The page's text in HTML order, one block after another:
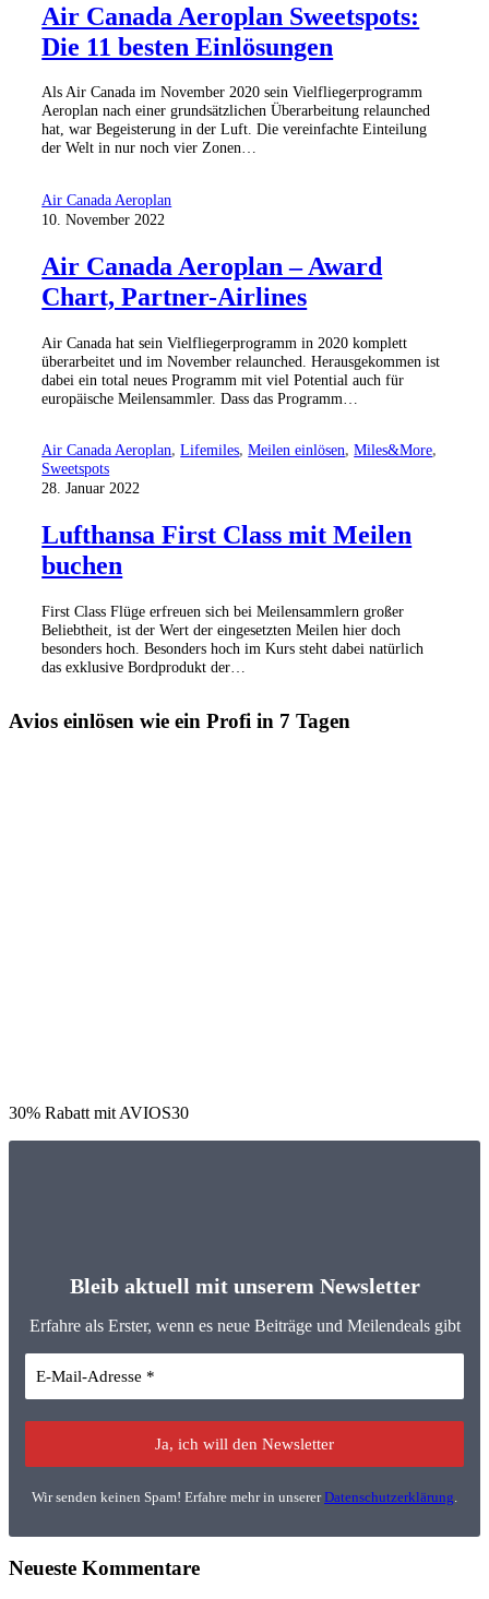
Air Canada Aeroplan Sweetspots:
Die 11 besten Einlösungen
Als Air Canada im November 2020 sein Vielfliegerprogramm
Aeroplan nach einer grundsätzlichen Überarbeitung relaunched
hat, war Begeisterung in der Luft. Die vereinfachte Einteilung
der Welt in nur noch vier Zonen…
Air Canada Aeroplan
10. November 2022
Air Canada Aeroplan – Award
Chart, Partner-Airlines
Air Canada hat sein Vielfliegerprogramm in 2020 komplett
überarbeitet und im November relaunched. Herausgekommen ist
dabei ein total neues Programm mit viel Potential auch für
europäische Meilensammler. Dass das Programm…
Air Canada Aeroplan,Lifemiles,Meilen einlösen,Miles&More,
Sweetspots
28. Januar 2022
Lufthansa First Class mit Meilen
buchen
First Class Flüge erfreuen sich bei Meilensammlern großer
Beliebtheit, ist der Wert der eingesetzten Meilen hier doch
besonders hoch. Besonders hoch im Kurs steht dabei natürlich
das exklusive Bordprodukt der…
Avios einlösen wie ein Profi in 7 Tagen
30% Rabatt mit AVIOS30
Bleib aktuell mit unserem Newsletter
Erfahre als Erster, wenn es neue Beiträge und Meilendeals gibt
Wir senden keinen Spam! Erfahre mehr in unsererDatenschutzerklärung
Neueste Kommentare